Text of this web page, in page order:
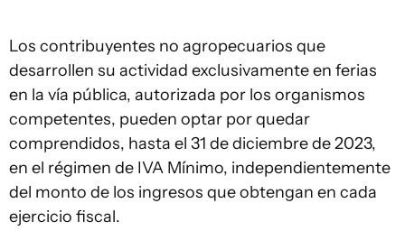
Los contribuyentes no agropecuarios que
desarrollen su actividad exclusivamente en ferias
en la vía pública, autorizada por los organismos
competentes, pueden optar por quedar
comprendidos, hasta el 31 de diciembre de 2023,
en el régimen de IVA Mínimo, independientemente
del monto de los ingresos que obtengan en cada
ejercicio fiscal.